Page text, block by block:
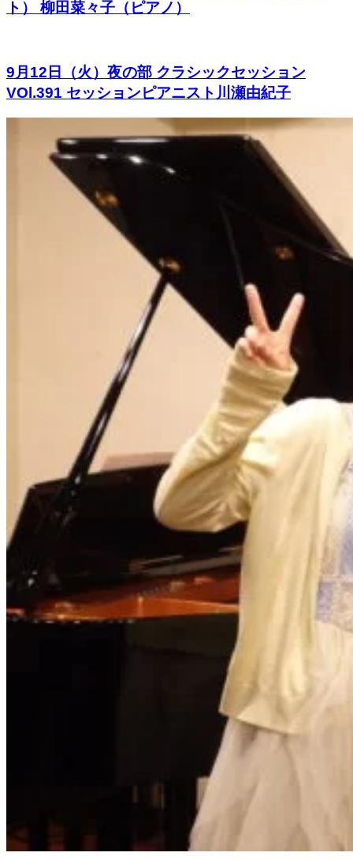
ト） 柳田菜々子（ピアノ）
9月12日（火）夜の部 クラシックセッション
VOl.391 セッションピアニスト川瀬由紀子